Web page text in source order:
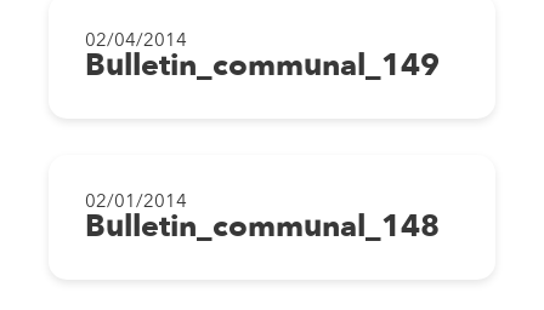
02/04/2014
Bulletin_communal_149
02/01/2014
Bulletin_communal_148